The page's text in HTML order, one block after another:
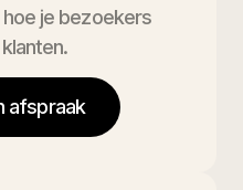
je bezoekers
afspraak